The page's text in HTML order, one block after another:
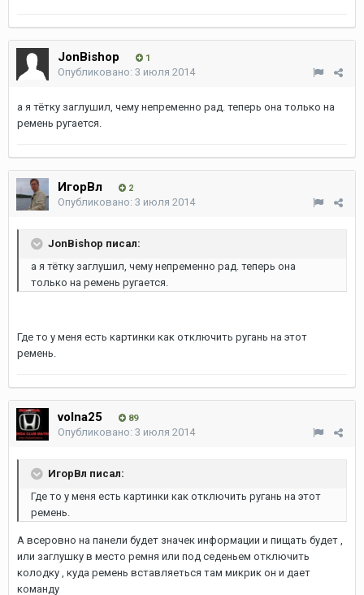
JonBishop 1
Опубликовано: 3 июля 2014
а я тётку заглушил, чему непременно рад. теперь она только на
ремень ругается.
ИгорВл 2
Опубликовано: 3 июля 2014
JonBishop писал:
а я тётку заглушил, чему непременно рад. теперь она
только на ремень ругается.
Где то у меня есть картинки как отключить ругань на этот
ремень.
volna25 89
Опубликовано: 3 июля 2014
ИгорВл писал:
Где то у меня есть картинки как отключить ругань на этот
ремень.
А всеровно на панели будет значек информации и пищать будет ,
или заглушку в место ремня или под седеньем отключить
колодку , куда ремень вставляеться там микрик он и дает
команду